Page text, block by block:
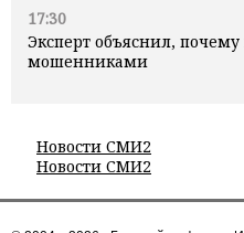
17:30
Эксперт объяснил,
мошенниками
Новости СМИ2
Новости СМИ2